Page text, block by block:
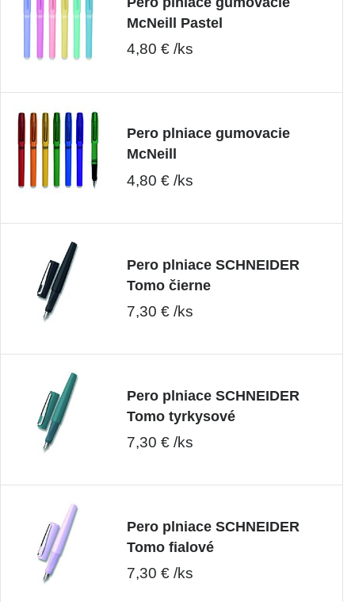
McNeill Pastel
4,80 € /ks
Pero plniace gumovacie
McNeill
4,80 € /ks
Pero plniace SCHNEIDER
Tomo čierne
7,30 € /ks
Pero plniace SCHNEIDER
Tomo tyrkysové
7,30 € /ks
Pero plniace SCHNEIDER
Tomo fialové
7,30 € /ks